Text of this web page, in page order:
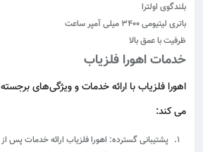
بلندگوی اولترا
باتری لیتیومی 3400 میلی آمپر ساعت
ظرفیت با عمق بالا
خدمات اهورا فلزیاب
اهورا فلزیاب با ارائه خدمات و ویژگی‌های
می کند:
پشتیبانی گسترده: اهورا فلزیاب ارائه خدمات پس